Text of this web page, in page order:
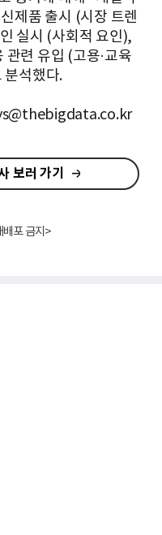
제품 출시 (시장 트렌
실시 (사회적 요인),
관련 유입 (고용·교육
분석했다.
보러 가기
배포 금지>